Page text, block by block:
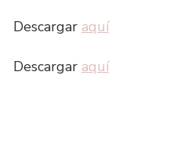
Descargar aquí
Descargar aquí